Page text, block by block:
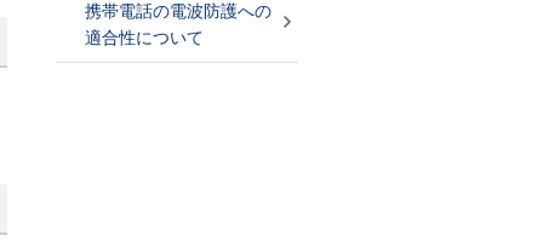
携帯電話の電波防護への
適合性について